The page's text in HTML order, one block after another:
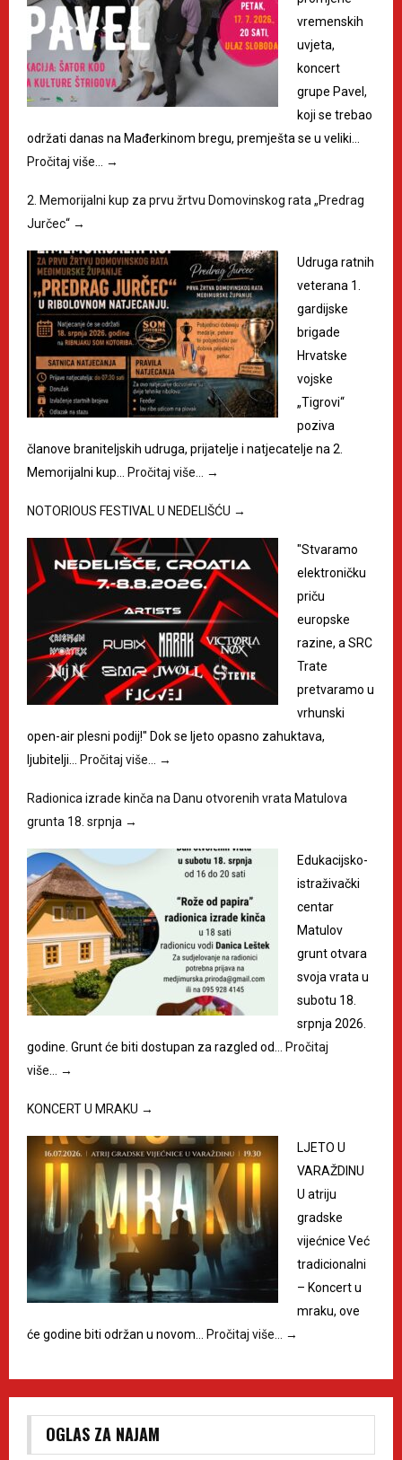
vremenskih
uvjeta,
koncert
grupe Pavel,
koji se trebao
održati danas na Mađerkinom bregu, premješta se u veliki…
Pročitaj više… →
2. Memorijalni kup za prvu žrtvu Domovinskog rata „Predrag
Jurčec“ →
Udruga ratnih
veterana 1.
gardijske
brigade
Hrvatske
vojske
„Tigrovi“
poziva
članove braniteljskih udruga, prijatelje i natjecatelje na 2.
Memorijalni kup… Pročitaj više… →
NOTORIOUS FESTIVAL U NEDELIŠĆU →
"Stvaramo
elektroničku
priču
europske
razine, a SRC
Trate
pretvaramo u
vrhunski
open-air plesni podij!" Dok se ljeto opasno zahuktava,
ljubitelji… Pročitaj više… →
Radionica izrade kinča na Danu otvorenih vrata Matulova
grunta 18. srpnja →
Edukacijsko-
istraživački
centar
Matulov
grunt otvara
svoja vrata u
subotu 18.
srpnja 2026.
godine. Grunt će biti dostupan za razgled od… Pročitaj
više… →
KONCERT U MRAKU →
LJETO U
VARAŽDINU
U atriju
gradske
vijećnice Već
tradicionalni
– Koncert u
mraku, ove
će godine biti održan u novom… Pročitaj više… →
OGLAS ZA NAJAM